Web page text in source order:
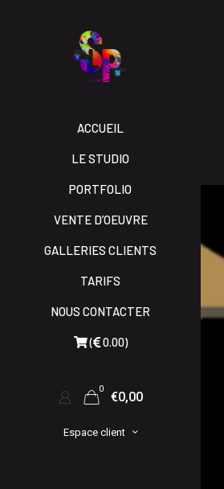
ACCUEIL
LE STUDIO
PORTFOLIO
VENTE D’OEUVRE
GALLERIES CLIENTS
TARIFS
NOUS CONTACTER
( 0.00)
0
€0,00
Espace client